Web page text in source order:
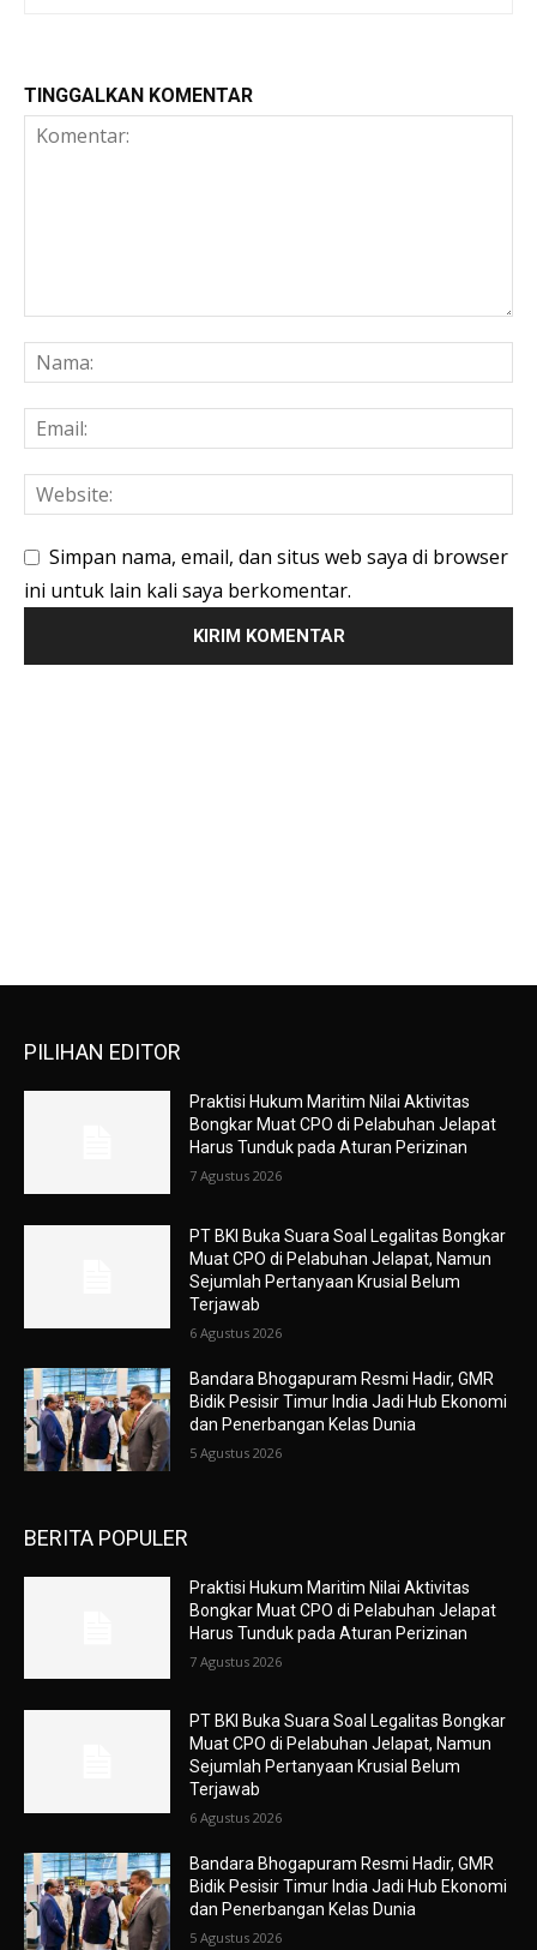
TINGGALKAN KOMENTAR
Simpan nama, email, dan situs web saya di browser
ini untuk lain kali saya berkomentar.
PILIHAN EDITOR
Praktisi Hukum Maritim Nilai Aktivitas
Bongkar Muat CPO di Pelabuhan Jelapat
Harus Tunduk pada Aturan Perizinan
7 Agustus 2026
PT BKI Buka Suara Soal Legalitas Bongkar
Muat CPO di Pelabuhan Jelapat, Namun
Sejumlah Pertanyaan Krusial Belum
Terjawab
6 Agustus 2026
Bandara Bhogapuram Resmi Hadir, GMR
Bidik Pesisir Timur India Jadi Hub Ekonomi
dan Penerbangan Kelas Dunia
5 Agustus 2026
BERITA POPULER
Praktisi Hukum Maritim Nilai Aktivitas
Bongkar Muat CPO di Pelabuhan Jelapat
Harus Tunduk pada Aturan Perizinan
7 Agustus 2026
PT BKI Buka Suara Soal Legalitas Bongkar
Muat CPO di Pelabuhan Jelapat, Namun
Sejumlah Pertanyaan Krusial Belum
Terjawab
6 Agustus 2026
Bandara Bhogapuram Resmi Hadir, GMR
Bidik Pesisir Timur India Jadi Hub Ekonomi
dan Penerbangan Kelas Dunia
5 Agustus 2026